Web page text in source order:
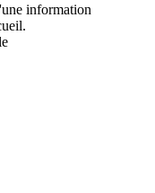
information